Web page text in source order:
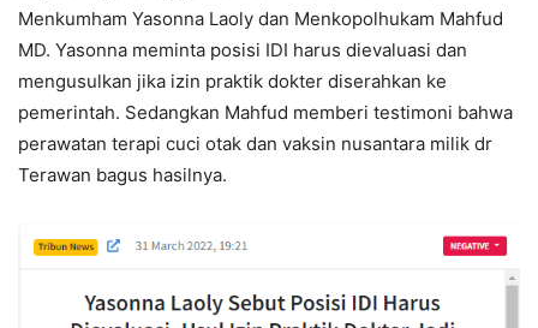
Menkumham Yasonna Laoly dan Menkopolhukam Mahfud
MD. Yasonna meminta posisi IDI harus dievaluasi dan
mengusulkan jika izin praktik dokter diserahkan ke
pemerintah. Sedangkan Mahfud memberi testimoni bahwa
perawatan terapi cuci otak dan vaksin nusantara milik dr
Terawan bagus hasilnya.